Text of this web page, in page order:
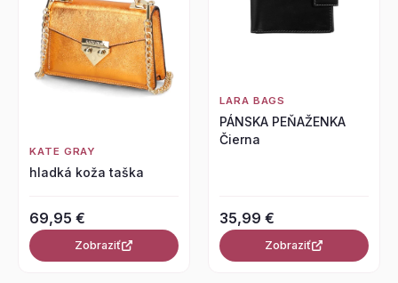
KATE GRAY
hladká koža taška
69,95 €
Zobraziť
LARA BAGS
PÁNSKA PEŇAŽENKA
Čierna
35,99 €
Zobraziť